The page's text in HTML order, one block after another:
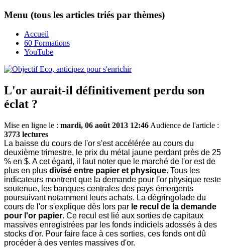
Menu (tous les articles triés par thèmes)
Accueil
60 Formations
YouTube
L'or aurait-il définitivement perdu son
éclat ?
Mise en ligne le : mardi, 06 août 2013 12:46 Audience de l'article :
3773 lectures
La baisse du cours de l'or s'est accélérée au cours du
deuxième trimestre, le prix du métal jaune perdant près de 25
% en $. A cet égard, il faut noter que le marché de l'or est de
plus en plus divisé entre papier et physique. Tous les
indicateurs montrent que la demande pour l'or physique reste
soutenue, les banques centrales des pays émergents
poursuivant notamment leurs achats. La dégringolade du
cours de l'or s'explique dès lors par le recul de la demande
pour l'or papier. Ce recul est lié aux sorties de capitaux
massives enregistrées par les fonds indiciels adossés à des
stocks d'or. Pour faire face à ces sorties, ces fonds ont dû
procéder à des ventes massives d'or.